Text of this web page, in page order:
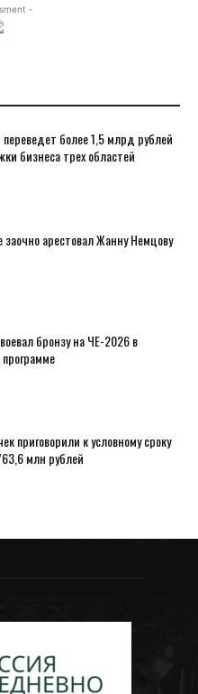
-
более 1,5 млрд рублей
бизнеса трех областей
заочно арестовал Жанну Немцову
бронзу на ЧЕ-2026 в
приговорили к условному сроку
млн рублей